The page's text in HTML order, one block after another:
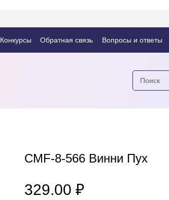
Конкурсы Обратная связь Вопросы и ответы
CMF-8-566 Винни Пух
329.00 ₽